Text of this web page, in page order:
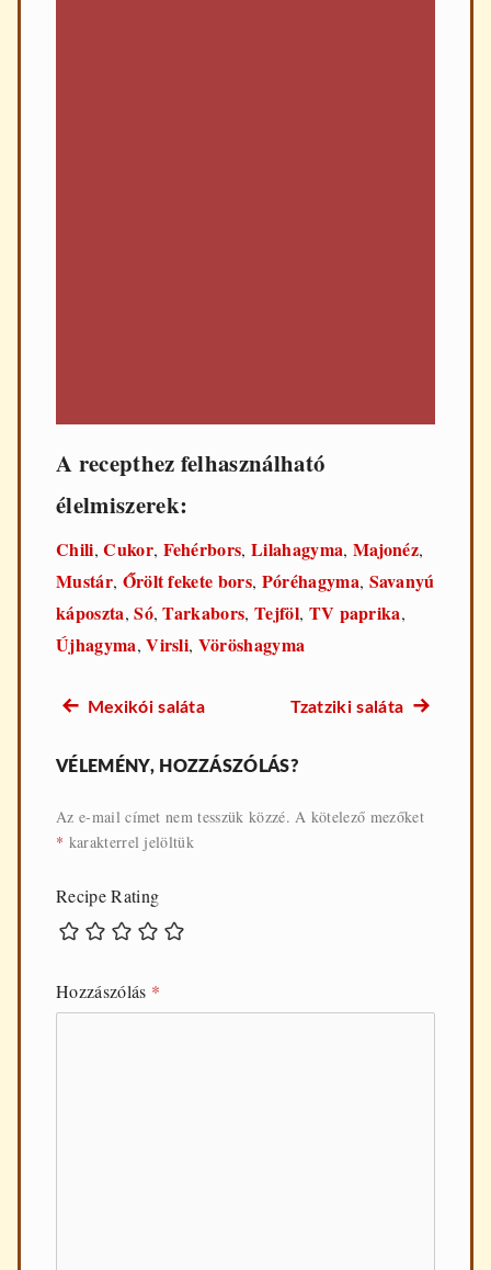
A recepthez felhasználható
élelmiszerek:
Chili,Cukor, Fehérbors,Lilahagyma, Majonéz,
Mustár, Őrölt fekete bors, Póréhagyma, Savanyú
káposzta,Só,Tarkabors,Tejföl, TV paprika,
Újhagyma,Virsli, Vöröshagyma
Bejegyzés
navigáció
Előző
Mexikói saláta Tzatziki saláta Következő
VÉLEMÉNY, HOZZÁSZÓLÁS?
Az e-mail címet nem tesszük közzé. A kötelező mezőket
* karakterrel jelöltük
Recipe Rating
Hozzászólás *